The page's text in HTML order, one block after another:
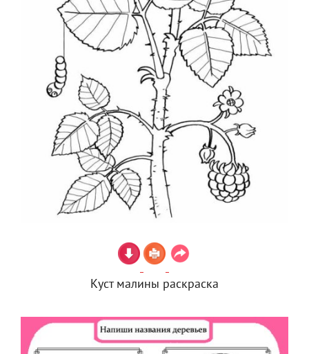
Куст малины раскраска